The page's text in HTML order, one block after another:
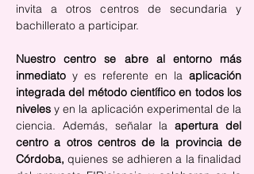
invita a otros centros de secundaria y
bachillerato a participar.
Nuestro centro se abre al entorno más
inmediato y es referente en la aplicación
integrada del método científico en todos los
niveles y en la aplicación experimental de la
ciencia. Además, señalar la apertura del
centro a otros centros de la provincia de
Córdoba, quienes se adhieren a la finalidad